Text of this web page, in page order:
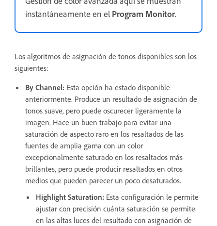
instantáneamente en el Program Monitor.
Los algoritmos de asignación de tonos disponibles son los
siguientes:
By Channel: Esta opción ha estado disponible
anteriormente. Produce un resultado de asignación de
tonos suave, pero puede oscurecer ligeramente la
imagen. Hace un buen trabajo para evitar una
saturación de aspecto raro en los resaltados de las
fuentes de amplia gama con un color
excepcionalmente saturado en los resaltados más
brillantes, pero puede producir resaltados en otros
medios que pueden parecer un poco desaturados.
Highlight Saturation: Esta configuración le permite
ajustar con precisión cuánta saturación se permite
en las altas luces del resultado con asignación de